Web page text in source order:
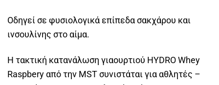
Οδηγεί σε φυσιολογικά επίπεδα σακχάρου και
ινσουλίνης στο αίμα.
Η τακτική κατανάλωση γιαουρτιού HYDRO Whey
Raspbery από την MST συνιστάται για αθλητές –